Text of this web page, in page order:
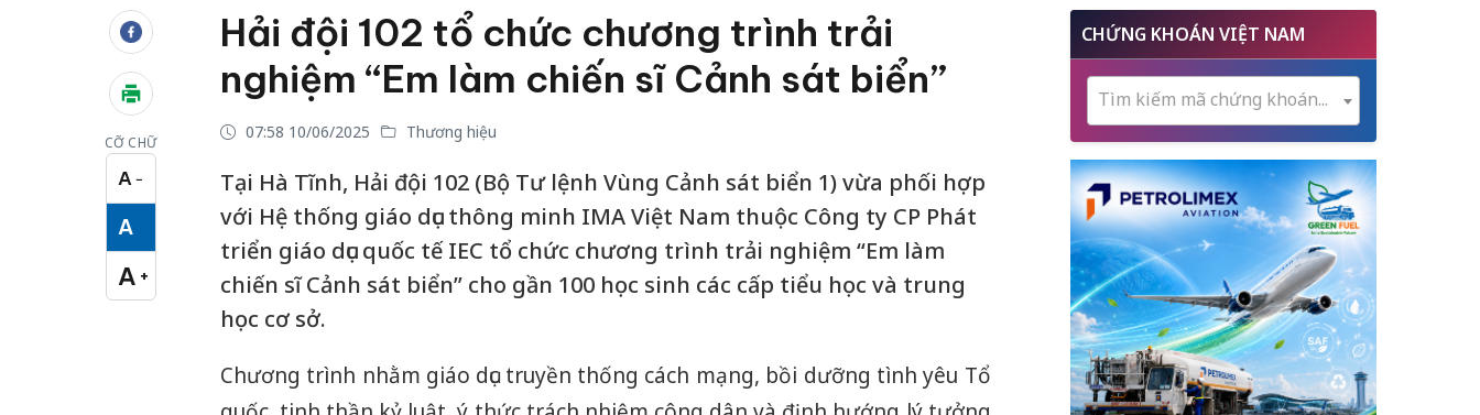
CỠ CHỮ
A −
Cỡ chữ nhỏ
A
Cỡ chữ vừa
A +
Cỡ chữ lớn
Hải đội 102 tổ chức chương trình trải
nghiệm “Em làm chiến sĩ Cảnh sát biển”
07:58 10/06/2025 Thương hiệu
Tại Hà Tĩnh, Hải đội 102 (Bộ Tư lệnh Vùng Cảnh sát biển 1) vừa phối hợp
với Hệ thống giáo dục thông minh IMA Việt Nam thuộc Công ty CP Phát
triển giáo dục quốc tế IEC tổ chức chương trình trải nghiệm “Em làm
chiến sĩ Cảnh sát biển” cho gần 100 học sinh các cấp tiểu học và trung
học cơ sở.
Chương trình nhằm giáo dục truyền thống cách mạng, bồi dưỡng tình yêu Tổ
CHỨNG KHOÁN VIỆT NAM
Tìm kiếm mã chứng khoán...